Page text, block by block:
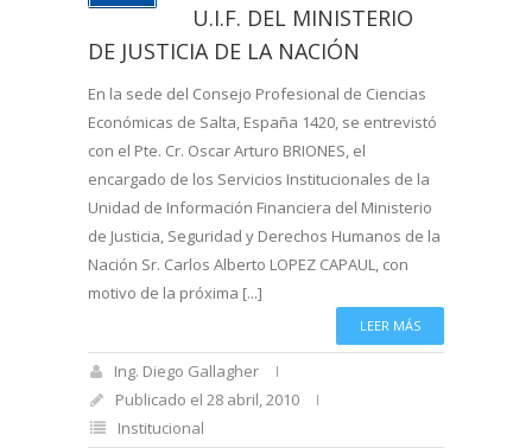
U.I.F. DEL MINISTERIO
DE JUSTICIA DE LA NACIÓN
En la sede del Consejo Profesional de Ciencias
Económicas de Salta, España 1420, se entrevistó
con el Pte. Cr. Oscar Arturo BRIONES, el
encargado de los Servicios Institucionales de la
Unidad de Información Financiera del Ministerio
de Justicia, Seguridad y Derechos Humanos de la
Nación Sr. Carlos Alberto LOPEZ CAPAUL, con
motivo de la próxima [...]
LEER MÁS
Ing. Diego Gallagher
Publicado el 28 abril, 2010
Institucional